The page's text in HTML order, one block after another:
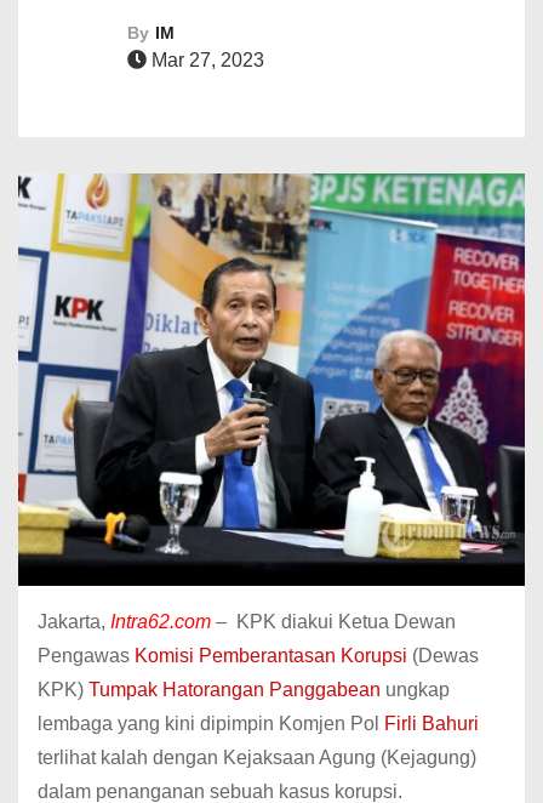
By IM
Mar 27, 2023
Jakarta, Intra62.com – KPK diakui Ketua Dewan
Pengawas Komisi Pemberantasan Korupsi (Dewas
KPK) Tumpak Hatorangan Panggabean ungkap
lembaga yang kini dipimpin Komjen Pol Firli Bahuri
terlihat kalah dengan Kejaksaan Agung (Kejagung)
dalam penanganan sebuah kasus korupsi.